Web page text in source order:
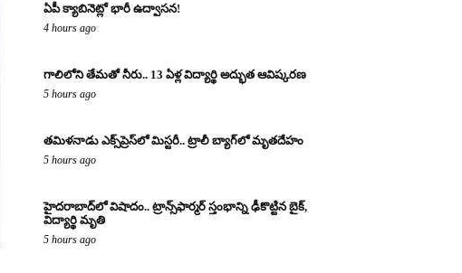
ఏపీ క్యాబినెట్లో భారీ ఉద్వాసన!
4 hours ago
గాలిలోని తేమతో నీరు.. 13 ఏళ్ల విద్యార్థి అద్భుత ఆవిష్కరణ
5 hours ago
తమిళనాడు ఎక్స్‌ప్రెస్‌లో మిస్టరీ.. ట్రాలీ బ్యాగ్‌లో మృతదేహం
5 hours ago
హైదరాబాద్‌లో విషాదం.. ట్రాన్స్‌ఫార్మర్ స్తంభాన్ని ఢీకొట్టిన బైక్,
విద్యార్థి మృతి
5 hours ago